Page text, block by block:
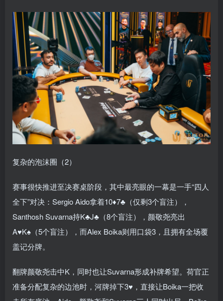
复杂的泡沫圈（2）
赛事很快推进至决赛桌阶段，其中最亮眼的一幕是一手“四人
全下”对决：Sergio Aido拿着10♦7♣（仅剩3个盲注），
Santhosh Suvarna持K♣J♣（8个盲注），颜敬尧亮出
A♥K♠（5个盲注），而Alex Boika则用口袋3，且拥有全场覆
盖记分牌。
翻牌颜敬尧击中K，同时也让Suvarna形成补牌希望。荷官正
准备分配复杂的边池时，河牌掉下3♥，直接让Boika一把收